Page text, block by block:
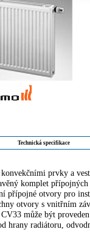
Technická specifikace
prvky a
komplet
přípojné otvory pro
otvory s vnitřním
může být
hrany radiátoru,